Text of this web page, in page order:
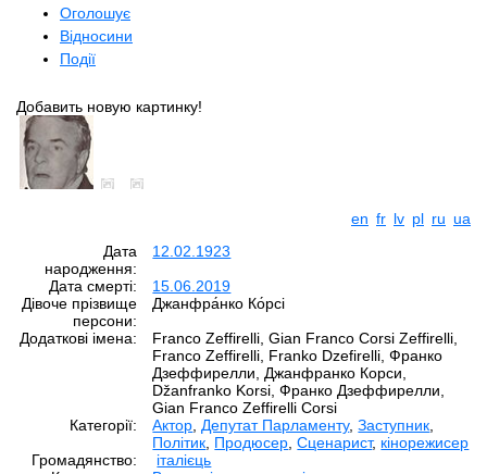
Оголошує
Відносини
Події
Добавить новую картинку!
en fr lv pl ru ua
Дата
народження:
12.02.1923
Дата смерті:
15.06.2019
Дівоче прізвище
персони:
Джанфра́нко Ко́рсі
Додаткові імена:
Franco Zeffirelli, Gian Franco Corsi Zeffirelli,
Franco Zeffirelli, Franko Dzefirelli, Франко
Дзеффирелли, Джанфранко Корси,
Džanfranko Korsi, Франко Дзеффирелли,
Gian Franco Zeffirelli Corsi
Категорії:
Aктор Депутат Парламенту,Заступник
Політик Продюсер ,Сценарист, кінорежисер
Громадянство:
італієць